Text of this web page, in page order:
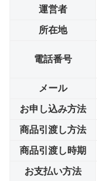
運営者
所在地
電話番号
メール
お申し込み方法
商品引渡し方法
商品引渡し時期
お支払い方法